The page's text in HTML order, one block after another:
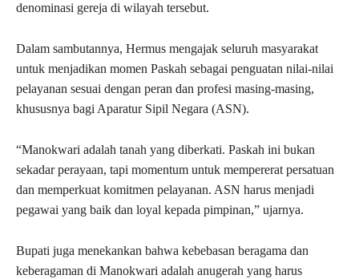
denominasi gereja di wilayah tersebut.
Dalam sambutannya, Hermus mengajak seluruh masyarakat
untuk menjadikan momen Paskah sebagai penguatan nilai-nilai
pelayanan sesuai dengan peran dan profesi masing-masing,
khususnya bagi Aparatur Sipil Negara (ASN).
“Manokwari adalah tanah yang diberkati. Paskah ini bukan
sekadar perayaan, tapi momentum untuk mempererat persatuan
dan memperkuat komitmen pelayanan. ASN harus menjadi
pegawai yang baik dan loyal kepada pimpinan,” ujarnya.
Bupati juga menekankan bahwa kebebasan beragama dan
keberagaman di Manokwari adalah anugerah yang harus